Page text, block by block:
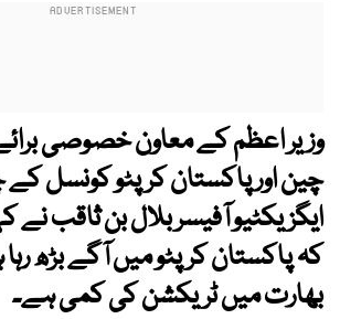
وزیر اعظم کے معاون خصوصی
چین اور پاکستان کرپٹو کونسل
ایگزیکٹیو آفیسر بلال بن ثاقب نے
کہ پاکستان کرپٹو میں آگے بڑھ
بھارت میں ٹریکشن کی کمی ہے۔